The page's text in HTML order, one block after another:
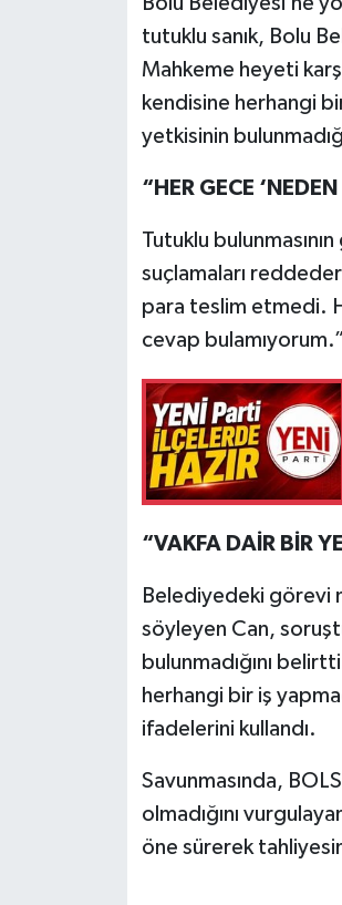
tutuklu sanık, Bolu
Mahkeme heyeti
kendisine herhangi
yetkisinin
“HER GECE
Tutuklu
suçlamaları
para teslim etmedi.
cevap
“VAKFA DAİR BİR
Belediyedeki görevi
söyleyen Can,
bulunmadığını
herhangi bir iş
ifadelerini kullandı.
Savunmasında,
olmadığını
öne sürerek